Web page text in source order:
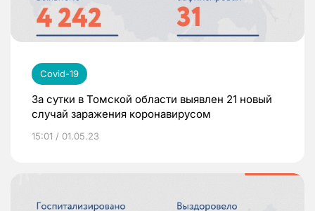
Covid-19
За сутки в Томской области выявлен 21 новый
случай заражения коронавирусом
15:01 / 01.05.23